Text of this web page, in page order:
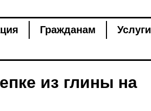
Гражданам
Услуги
из глины на